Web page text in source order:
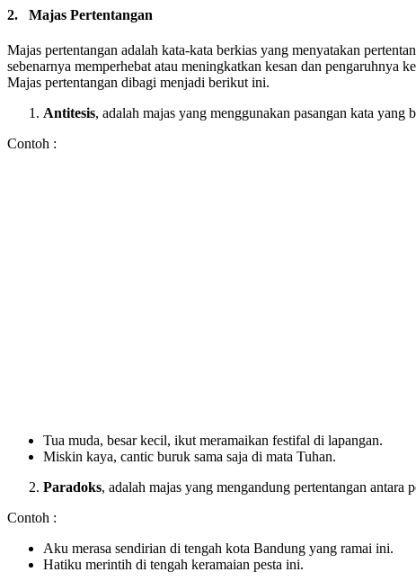
2. Majas Pertentangan
Majas pertentangan adalah kata-kata berkias yang menyatakan
sebenarnya memperhebat atau meningkatkan kesan dan pengaruhnya
Majas pertentangan dibagi menjadi berikut ini.
Antitesis, adalah majas yang menggunakan pasangan kata yang
Contoh :
Tua muda, besar kecil, ikut meramaikan festifal di lapangan.
Miskin kaya, cantic buruk sama saja di mata Tuhan.
Paradoks, adalah majas yang mengandung pertentangan antara
Contoh :
Aku merasa sendirian di tengah kota Bandung yang ramai ini.
Hatiku merintih di tengah keramaian pesta ini.